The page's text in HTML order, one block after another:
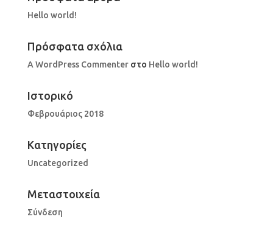
Hello world!
Πρόσφατα σχόλια
A WordPress Commenterστο Hello world!
Ιστορικό
Φεβρουάριος 2018
Kατηγορίες
Uncategorized
Μεταστοιχεία
Σύνδεση